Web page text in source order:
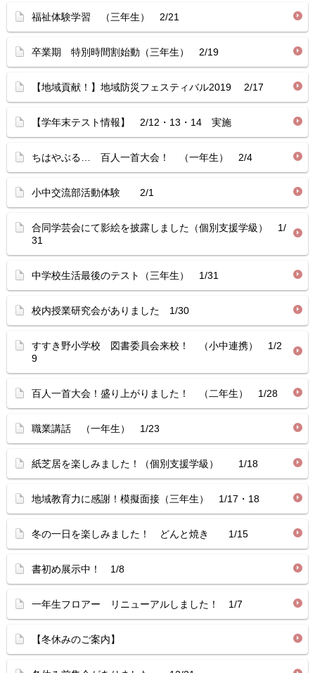
福祉体験学習 （三年生） 2/21
卒業期 特別時間割始動（三年生） 2/19
【地域貢献！】地域防災フェスティバル2019 2/17
【学年末テスト情報】 2/12・13・14 実施
ちはやぶる… 百人一首大会！ （一年生） 2/4
小中交流部活動体験 2/1
合同学芸会にて影絵を披露しました（個別支援学級） 1/
31
中学校生活最後のテスト（三年生） 1/31
校内授業研究会がありました 1/30
すすき野小学校 図書委員会来校！ （小中連携） 1/2
9
百人一首大会！盛り上がりました！ （二年生） 1/28
職業講話 （一年生） 1/23
紙芝居を楽しみました！（個別支援学級） 1/18
地域教育力に感謝！模擬面接（三年生） 1/17・18
冬の一日を楽しみました！ どんと焼き 1/15
書初め展示中！ 1/8
一年生フロアー リニューアルしました！ 1/7
【冬休みのご案内】